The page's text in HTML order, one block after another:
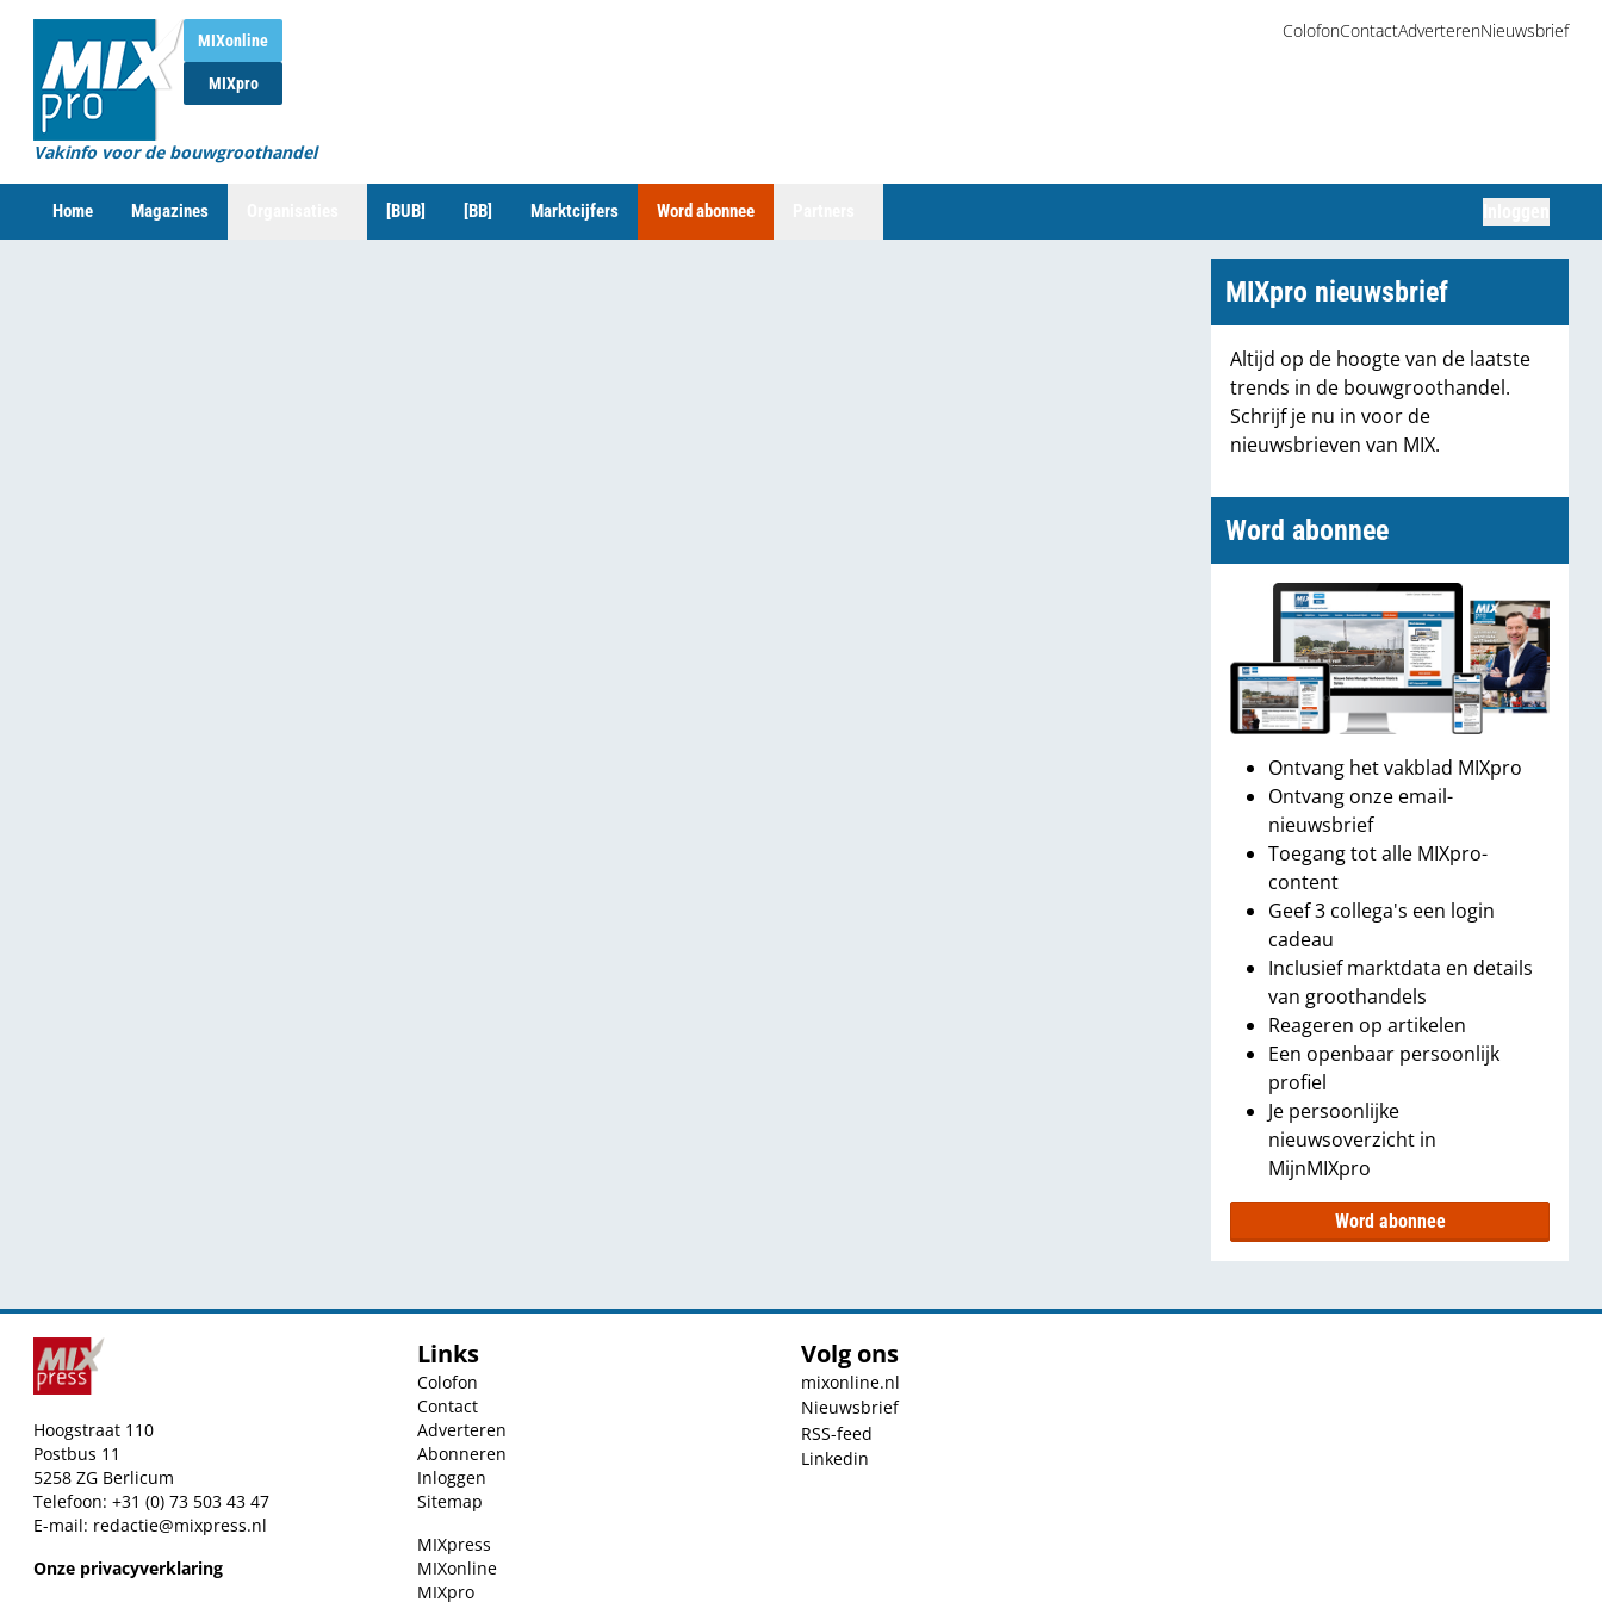
MIXonline
MIXpro
Vakinfo voor de bouwgroothandel
ColofonContactAdverterenNieuwsbrief
Home Magazines [BUB] [BB] Marktcijfers Word abonnee
MIXpro nieuwsbrief
Altijd op de hoogte van de laatste
trends in de bouwgroothandel.
Schrijf je nu in voor de
nieuwsbrieven van MIX.
Word abonnee
Ontvang het vakblad MIXpro
Ontvang onze email-
nieuwsbrief
Toegang tot alle MIXpro-
content
Geef 3 collega's een login
cadeau
Inclusief marktdata en details
van groothandels
Reageren op artikelen
Een openbaar persoonlijk
profiel
Je persoonlijke
nieuwsoverzicht in
MijnMIXpro
Word abonnee
Hoogstraat 110
Postbus 11
5258 ZG Berlicum
Telefoon: +31 (0) 73 503 43 47
E-mail: redactie@mixpress.nl
Onze privacyverklaring
Links
Colofon
Contact
Adverteren
Abonneren
Inloggen
Sitemap
MIXpress
MIXonline
MIXpro
Volg ons
mixonline.nl
Nieuwsbrief
RSS-feed
Linkedin